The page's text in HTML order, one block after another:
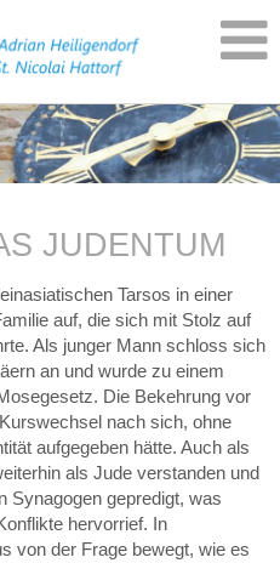
JUDENTUM
Tarsos in einer
auf, die sich mit Stolz auf
Als junger Mann schloss sich
an und wurde zu einem
Die Bekehrung vor
nach sich, ohne
aufgegeben hätte. Auch als
als Jude verstanden und
Synagogen gepredigt, was
hervorrief. In
von der Frage bewegt, wie es